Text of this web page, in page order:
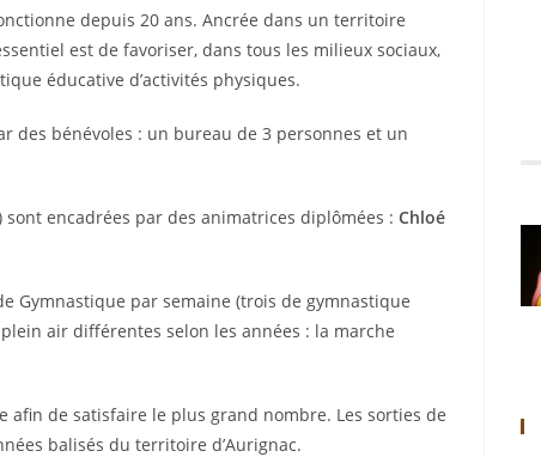
depuis 20 ans. Ancrée dans un territoire
est de favoriser, dans tous les milieux sociaux,
éducative d’activités physiques.
des bénévoles : un bureau de 3 personnes et un
encadrées par des animatrices diplômées : Chloé
Gymnastique par semaine (trois de gymnastique
air différentes selon les années : la marche
afin de satisfaire le plus grand nombre. Les sorties de
balisés du territoire d’Aurignac.